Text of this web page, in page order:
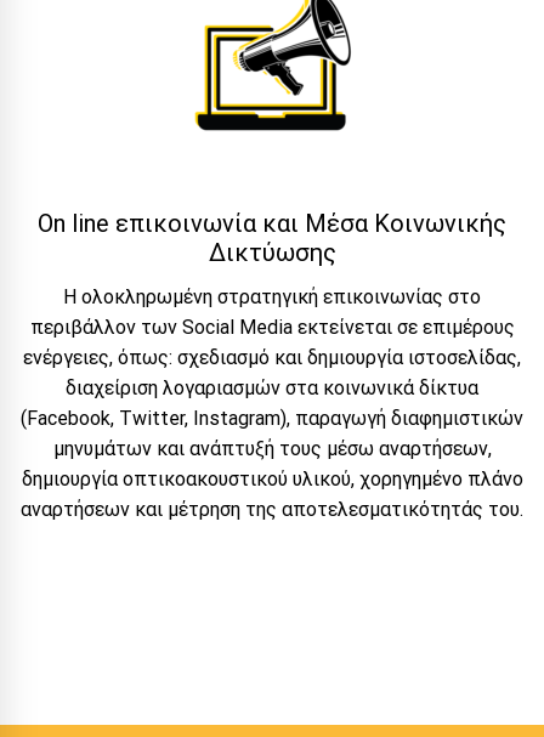
On line επικοινωνία και Μέσα Κοινωνικής
Δικτύωσης
Η ολοκληρωμένη στρατηγική επικοινωνίας στο
περιβάλλον των Social Media εκτείνεται σε επιμέρους
ενέργειες, όπως: σχεδιασμό και δημιουργία ιστοσελίδας,
διαχείριση λογαριασμών στα κοινωνικά δίκτυα
(Facebook, Twitter, Instagram), παραγωγή διαφημιστικών
μηνυμάτων και ανάπτυξή τους μέσω αναρτήσεων,
δημιουργία οπτικοακουστικού υλικού, χορηγημένο πλάνο
αναρτήσεων και μέτρηση της αποτελεσματικότητάς του.